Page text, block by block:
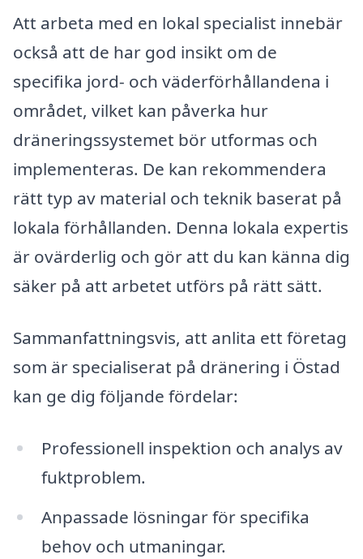
Att arbeta med en lokal specialist innebär
också att de har god insikt om de
specifika jord- och väderförhållandena i
området, vilket kan påverka hur
dräneringssystemet bör utformas och
implementeras. De kan rekommendera
rätt typ av material och teknik baserat på
lokala förhållanden. Denna lokala expertis
är ovärderlig och gör att du kan känna dig
säker på att arbetet utförs på rätt sätt.
Sammanfattningsvis, att anlita ett företag
som är specialiserat på dränering i Östad
kan ge dig följande fördelar:
Professionell inspektion och analys av
fuktproblem.
Anpassade lösningar för specifika
behov och utmaningar.